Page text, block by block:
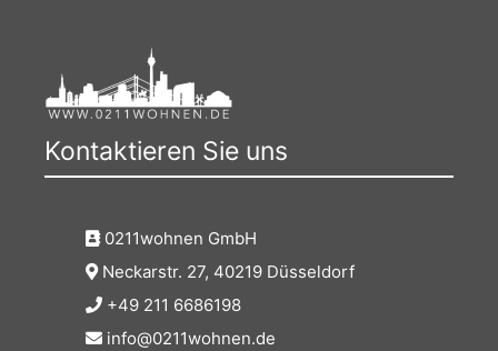
Kontaktieren Sie uns
0211wohnen GmbH
Neckarstr. 27, 40219 Düsseldorf
+49 211 6686198
info@0211wohnen.de